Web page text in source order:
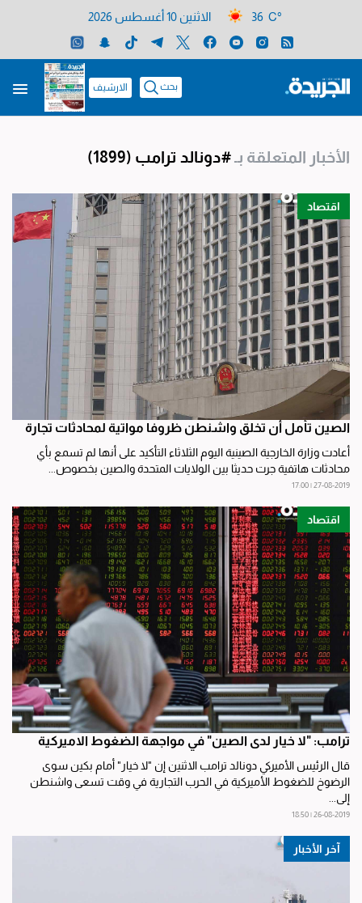
36 C° الاثنين 10 أغسطس 2026
بحث الارشيف
الأخبار المتعلقة بـ#دونالد ترامب (1899)
اقتصاد
الصين تأمل أن تخلق واشنطن ظروفا مواتية لمحادثات تجارة
أعادت وزارة الخارجية الصينية اليوم الثلاثاء التأكيد على أنها لم تسمع بأي
محادثات هاتفية جرت حديثا بين الولايات المتحدة والصين بخصوص...
27-08-2019 | 17:00
اقتصاد
ترامب: "لا خيار لدى الصين" في مواجهة الضغوط الاميركية
قال الرئيس الأميركي دونالد ترامب الاثنين إن "لا خيار" أمام بكين سوى
الرضوخ للضغوط الأميركية في الحرب التجارية في وقت تسعى واشنطن
إلى...
26-08-2019 | 18:50
آخر الأخبار